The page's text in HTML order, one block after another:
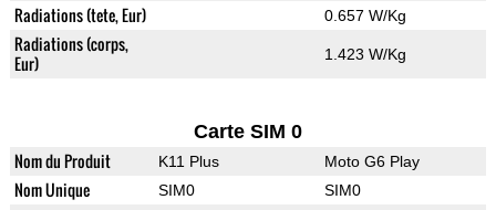
Radiations (tete, Eur) 0.657 W/Kg
Radiations (corps,
Eur)
1.423 W/Kg
Carte SIM 0
Nom du Produit K11 Plus Moto G6 Play
Nom Unique SIM0 SIM0